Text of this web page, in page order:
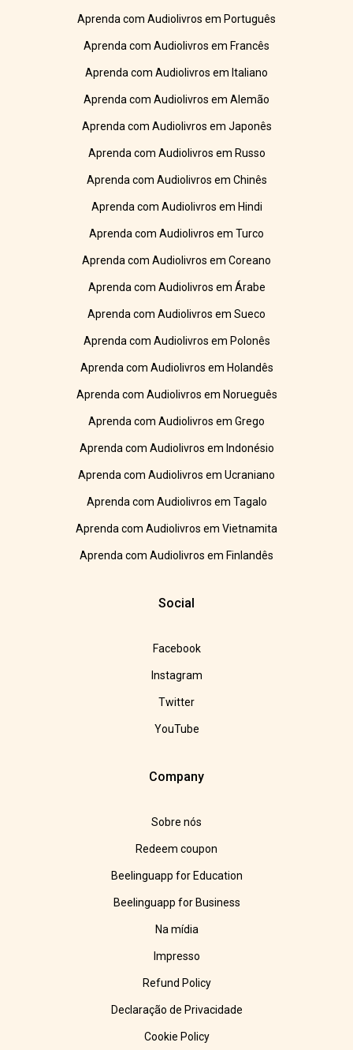
Aprenda com Audiolivros em Português
Aprenda com Audiolivros em Francês
Aprenda com Audiolivros em Italiano
Aprenda com Audiolivros em Alemão
Aprenda com Audiolivros em Japonês
Aprenda com Audiolivros em Russo
Aprenda com Audiolivros em Chinês
Aprenda com Audiolivros em Hindi
Aprenda com Audiolivros em Turco
Aprenda com Audiolivros em Coreano
Aprenda com Audiolivros em Árabe
Aprenda com Audiolivros em Sueco
Aprenda com Audiolivros em Polonês
Aprenda com Audiolivros em Holandês
Aprenda com Audiolivros em Norueguês
Aprenda com Audiolivros em Grego
Aprenda com Audiolivros em Indonésio
Aprenda com Audiolivros em Ucraniano
Aprenda com Audiolivros em Tagalo
Aprenda com Audiolivros em Vietnamita
Aprenda com Audiolivros em Finlandês
Social
Facebook
Instagram
Twitter
YouTube
Company
Sobre nós
Redeem coupon
Beelinguapp for Education
Beelinguapp for Business
Na mídia
Impresso
Refund Policy
Declaração de Privacidade
Cookie Policy